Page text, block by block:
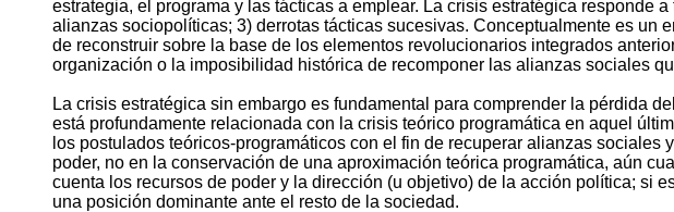
estrategia, el programa y las tácticas a emplear. La crisis estratégica
alianzas sociopolíticas; 3) derrotas tácticas sucesivas. Conceptualmente es un
de reconstruir sobre la base de los elementos revolucionarios integrados
organización o la imposibilidad histórica de recomponer las alianzas sociales
La crisis estratégica sin embargo es fundamental para comprender la pérdida
está profundamente relacionada con la crisis teórico programática en aquel
los postulados teóricos-programáticos con el fin de recuperar alianzas
poder, no en la conservación de una aproximación teórica programática, aún
cuenta los recursos de poder y la dirección (u objetivo) de la acción política; si
una posición dominante ante el resto de la sociedad.